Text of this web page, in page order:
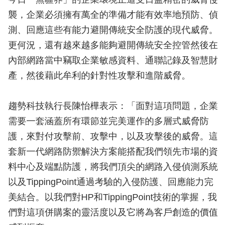
襲，企業必須擁有萬全的準備才能有效率地預防、偵
測、回應這些有能力避開傳統安全防護的現代威脅。
更何況，還有越來越多能夠避開傳統安全控管然後在
內部網路當中竊取企業敏感資料、通聯記錄及智慧財
產，然後藉此牟利的針對性攻擊和進階威脅。
趨勢科技執行長陳怡樺表示：「面對這項問題，企業
需要一套涵蓋所有環節並完美運作的多層式威脅防
護，來對付攻擊前、攻擊中，以及攻擊後的威脅。這
套新一代網路防禦解決方案能搭配我們領先市場的資
料中心及端點防護，將我們頂尖的網路入侵偵測系統
以及TippingPoint通過考驗的入侵防護、回應能力完
美結合。以我們對HP和TippingPoint技術的掌握，我
們對這項併購案的靈活度以及它將為客戶創造的價值